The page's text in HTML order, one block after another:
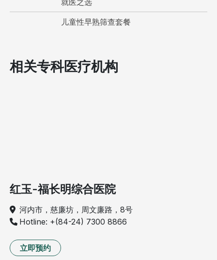
就医之选
儿童性早熟筛查套餐
相关专科医疗机构
红玉-福长明综合医院
河内市，慈廉坊，周文廉路，8号
Hotline: +(84-24) 7300 8866
立即预约